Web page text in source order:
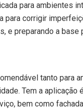
para ambientes
para corrigir
e preparando a base
tanto para
Tem a
bem como